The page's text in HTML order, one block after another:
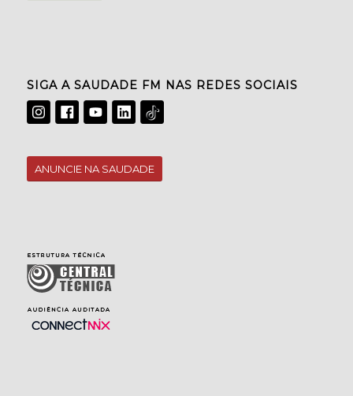
SIGA A SAUDADE FM NAS REDES SOCIAIS
ANUNCIE NA SAUDADE